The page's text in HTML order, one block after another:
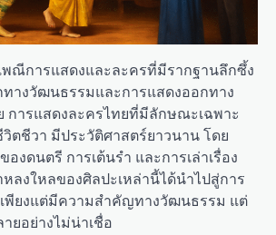
พณีการแสดงและละครที่มีรากฐานลึกซึ้ง
างวัฒนธรรมและการแสดงออกทาง
การแสดงละครไทยที่มีลักษณะเฉพาะ
ตชีวา มีประวัติศาสตร์ยาวนาน โดย
งดนตรี การเต้นรำ และการเล่าเรื่อง
ลงใหลของศิลปะเหล่านี้ได้นำไปสู่การ
พียงแต่มีความสำคัญทางวัฒนธรรม แต่
ยอย่างไม่น่าเชื่อ